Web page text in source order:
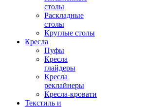
столы
Раскладные
столы
Круглые столы
Кресла
Пуфы
Кресла
глайдеры
Кресла
реклайнеры
Кресла-кровати
Текстиль и